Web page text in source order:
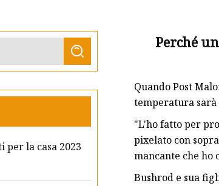
la casa 2023
Perché
Quando Post
temperatura
"L'ho fatto per
pixelato con
mancante che ho
Bushrod e sua